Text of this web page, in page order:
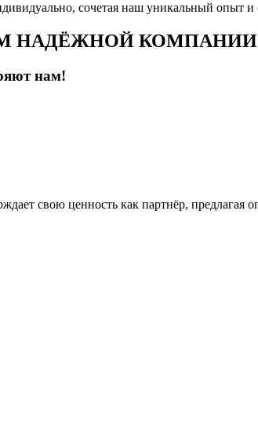
сочетая наш уникальный опыт и
НАДЁЖНОЙ КОМПАНИИ
нам!
свою ценность как партнёр,